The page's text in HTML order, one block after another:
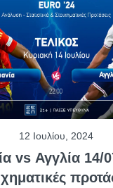
12 Ιουλίου, 2024
vs Αγγλία 14/